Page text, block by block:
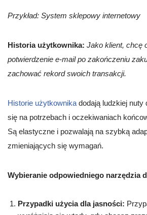
Przykład: System sklepowy internetowy
Historia użytkownika: Jako klient, chcę
potwierdzenie e-mail po zakończeniu
zachować rekord swoich transakcji.
Historie użytkownika dodają ludzkiej nuty
się na potrzebach i oczekiwaniach
Są elastyczne i pozwalają na szybką
zmieniających się wymagań.
Wybieranie odpowiedniego narzędzia
Przypadki użycia dla jasności: